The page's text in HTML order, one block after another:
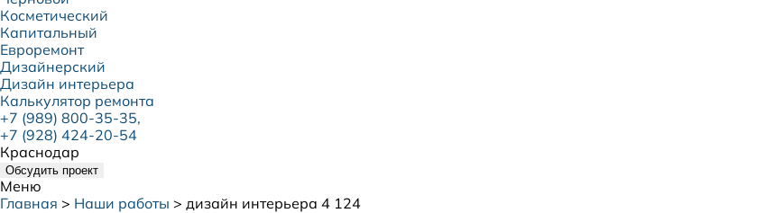
Косметический
Капитальный
Евроремонт
Дизайнерский
Дизайн интерьера
Калькулятор ремонта
+7 (989) 800-35-35,
+7 (928) 424-20-54
Краснодар
Обсудить проект
Меню
Главная > Наши работы > дизайн интерьера 4 124